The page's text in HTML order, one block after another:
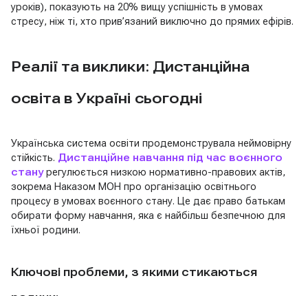
уроків), показують на 20% вищу успішність в умовах
стресу, ніж ті, хто прив’язаний виключно до прямих ефірів.
Реалії та виклики: Дистанційна
освіта в Україні сьогодні
Українська система освіти продемонструвала неймовірну
стійкість. Дистанційне навчання під час воєнного
станурегулюється низкою нормативно-правових актів,
зокрема Наказом МОН про організацію освітнього
процесу в умовах воєнного стану. Це дає право батькам
обирати форму навчання, яка є найбільш безпечною для
їхньої родини.
Ключові проблеми, з якими стикаються